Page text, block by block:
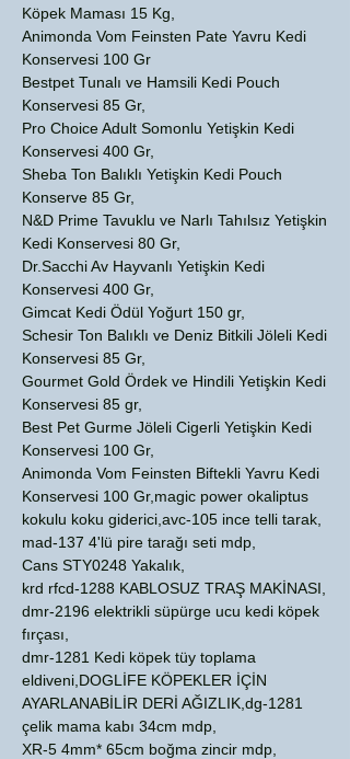
Köpek Maması 15 Kg,
Animonda Vom Feinsten Pate Yavru Kedi
Konservesi 100 Gr
Bestpet Tunalı ve Hamsili Kedi Pouch
Konservesi 85 Gr,
Pro Choice Adult Somonlu Yetişkin Kedi
Konservesi 400 Gr,
Sheba Ton Balıklı Yetişkin Kedi Pouch
Konserve 85 Gr,
N&D Prime Tavuklu ve Narlı Tahılsız Yetişkin
Kedi Konservesi 80 Gr,
Dr.Sacchi Av Hayvanlı Yetişkin Kedi
Konservesi 400 Gr,
Gimcat Kedi Ödül Yoğurt 150 gr,
Schesir Ton Balıklı ve Deniz Bitkili Jöleli Kedi
Konservesi 85 Gr,
Gourmet Gold Ördek ve Hindili Yetişkin Kedi
Konservesi 85 gr,
Best Pet Gurme Jöleli Cigerli Yetişkin Kedi
Konservesi 100 Gr,
Animonda Vom Feinsten Biftekli Yavru Kedi
Konservesi 100 Gr,magic power okaliptus
kokulu koku giderici,avc-105 ince telli tarak,
mad-137 4'lü pire tarağı seti mdp,
Cans STY0248 Yakalık,
krd rfcd-1288 KABLOSUZ TRAŞ MAKİNASI,
dmr-2196 elektrikli süpürge ucu kedi köpek
fırçası,
dmr-1281 Kedi köpek tüy toplama
eldiveni,DOGLİFE KÖPEKLER İÇİN
AYARLANABİLİR DERİ AĞIZLIK,dg-1281
çelik mama kabı 34cm mdp,
XR-5 4mm* 65cm boğma zincir mdp,